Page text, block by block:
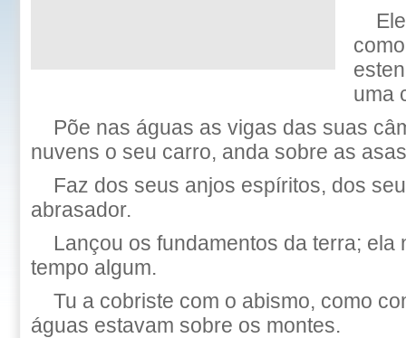
uma
Põe nas águas as vigas das suas
nuvens o seu carro, anda sobre as
Faz dos seus anjos espíritos, dos
abrasador.
Lançou os fundamentos da terra; ela
tempo algum.
Tu a cobriste com o abismo, como
águas estavam sobre os montes.